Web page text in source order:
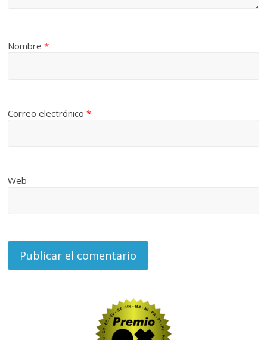
Nombre*
Correo electrónico*
Web